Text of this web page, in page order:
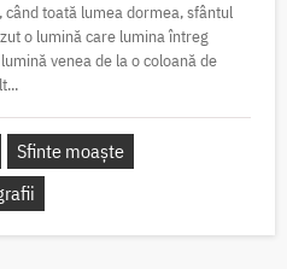
când toată lumea dormea, sfântul
o lumină care lumina întreg
venea de la o coloană de
Sfinte moaște